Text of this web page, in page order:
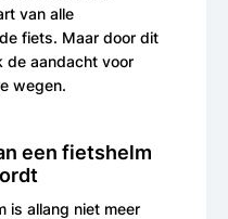
van alle
fiets. Maar door dit
de aandacht voor
wegen.
een fietshelm
is allang niet meer